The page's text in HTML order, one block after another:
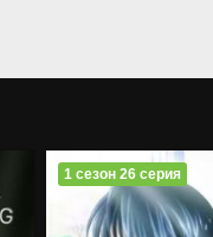
1 сезон 26 серия